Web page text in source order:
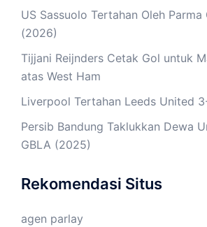
US Sassuolo Tertahan Oleh Parma
(2026)
Tijjani Reijnders Cetak Gol untuk
atas West Ham
Liverpool Tertahan Leeds United
Persib Bandung Taklukkan Dewa
GBLA (2025)
Rekomendasi Situs
agen parlay